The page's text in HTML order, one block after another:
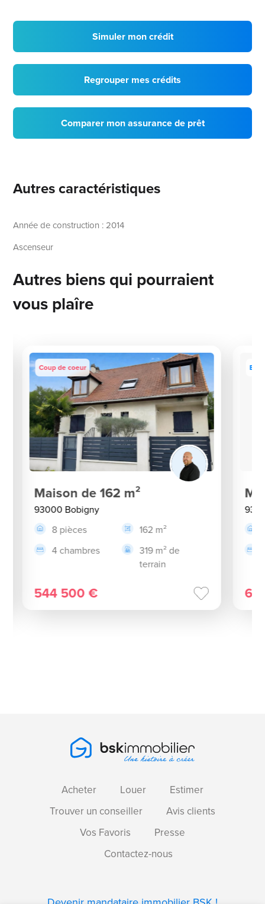
Simuler mon crédit
Regrouper mes crédits
Comparer mon assurance de prêt
Autres caractéristiques
Année de construction : 2014
Ascenseur
Autres biens qui pourraient
vous plaîre
Coup de coeur
Maison de 162 m²
93000 Bobigny
8 pièces
162 m²
4 chambres
319 m² de
terrain
544 500 €
Acheter Louer
Estimer
Trouver un conseiller
Avis clients
Vos Favoris
Presse
Contactez-nous